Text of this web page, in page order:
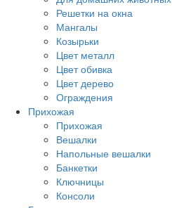
Решетки на окна
Мангалы
Козырьки
Цвет металл
Цвет обивка
Цвет дерево
Ограждения
Прихожая
Прихожая
Вешалки
Напольные вешалки
Банкетки
Ключницы
Консоли